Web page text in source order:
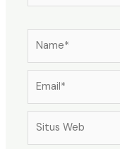
Web